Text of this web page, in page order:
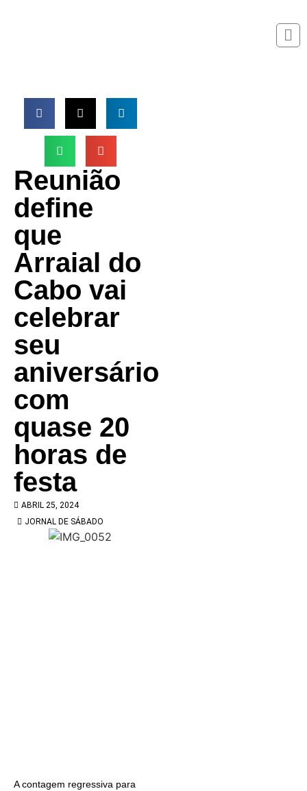
Reunião
define
que
Arraial do
Cabo vai
celebrar
seu
aniversário
com
quase 20
horas de
festa
ABRIL 25, 2024
JORNAL DE SÁBADO
A contagem regressiva para